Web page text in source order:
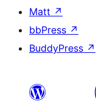
Matt ↗
bbPress ↗
BuddyPress ↗